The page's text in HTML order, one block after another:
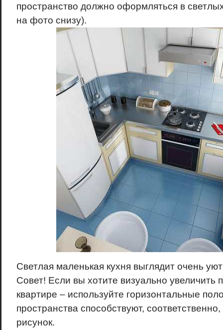
пространство должно оформляться в
на фото снизу).
Светлая маленькая кухня выглядит очень
Совет! Если вы хотите визуально увеличить
квартире – используйте горизонтальные
пространства способствуют,
рисунок.